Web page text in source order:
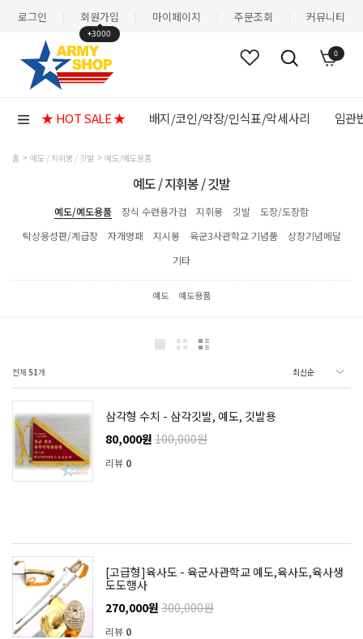
로그인 회원가입
+3000
마이페이지 주문조회 커뮤니티
0
★ HOT SALE ★ 배지/코인/약장/인식표/악세사리 임관
홈 예도 / 지휘봉 / 깃발 예도/예도용품
예도 / 지휘봉 / 깃발
예도/예도용품 장식 수련용가검 지휘봉 깃발
도장/도장함
탁상용성판/계급장
자개명패 지시봉 육군3사관학교 기념품
상장기념메달
기타
예도 예도용품
전체 51개
삼각형 수치 - 삼각깃발, 예도, 깃발용
80,000원 100,000원
리뷰 0
[고급형]육사도 - 육군사관학교 예도,육사도,육사생
도도행사
270,000원 300,000원
리뷰 0